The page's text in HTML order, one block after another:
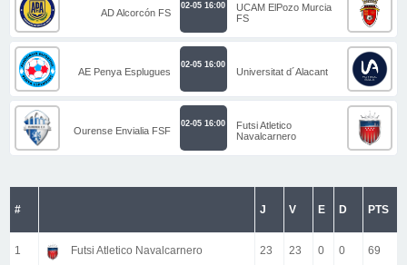
AD Alcorcón FS
02-05 16:00
UCAM ElPozo Murcia
FS
AE Penya Esplugues
02-05 16:00
Universitat d´Alacant
Ourense Envialia FSF
02-05 16:00
Futsi Atletico
Navalcarnero
# J V E D PTS
1 Futsi Atletico Navalcarnero 23 23 0 0 69